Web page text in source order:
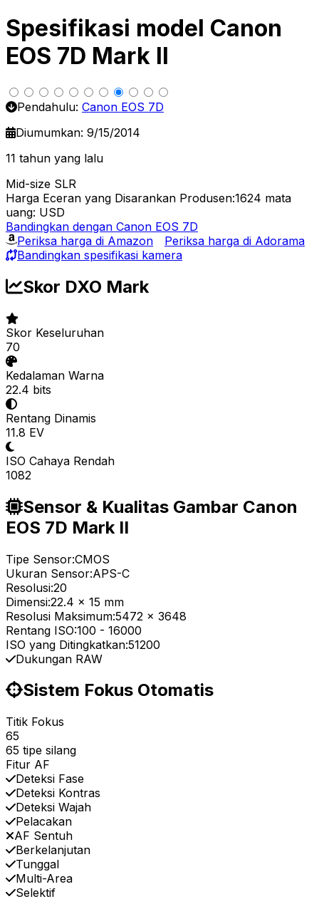
Spesifikasi model Canon
EOS 7D Mark II
Pendahulu: Canon EOS 7D
Diumumkan: 9/15/2014
11 tahun yang lalu
Mid-size SLR
Harga Eceran yang Disarankan Produsen:1624 mata
uang: USD
Bandingkan dengan Canon EOS 7D
Periksa harga di Amazon
Periksa harga di Adorama
Bandingkan spesifikasi kamera
Skor DXO Mark
Skor Keseluruhan
70
Kedalaman Warna
22.4 bits
Rentang Dinamis
11.8 EV
ISO Cahaya Rendah
1082
Sensor & Kualitas Gambar Canon
EOS 7D Mark II
Tipe Sensor:CMOS
Ukuran Sensor:APS-C
Resolusi:20
Dimensi:22.4 x 15 mm
Resolusi Maksimum:5472 x 3648
Rentang ISO:100 - 16000
ISO yang Ditingkatkan:51200
Dukungan RAW
Sistem Fokus Otomatis
Titik Fokus
65
65 tipe silang
Fitur AF
Deteksi Fase
Deteksi Kontras
Deteksi Wajah
Pelacakan
AF Sentuh
Berkelanjutan
Tunggal
Multi-Area
Selektif